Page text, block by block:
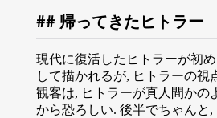
帰ってきたヒトラー
現代に復活したヒトラーが初
して描かれるが, ヒトラーの視
観客は, ヒトラーが真人間かの
から恐ろしい. 後半でちゃんと